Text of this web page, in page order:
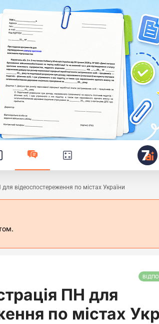
відеоспостереження по містах України
ПН для
по містах